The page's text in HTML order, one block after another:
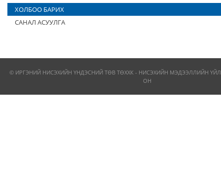
ХОЛБОО БАРИХ
САНАЛ АСУУЛГА
© ИРГЭНИЙ НИСЭХИЙН ҮНДЭСНИЙ ТӨВ ТӨХХК - НИСЭХИЙН МЭДЭЭЛЛИЙН
ОН